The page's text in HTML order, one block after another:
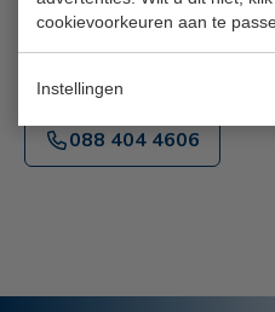
cookievoorkeuren aan te
Instellingen
088 404 4607
Bel de werkgeverstelefoon
088 404 4606